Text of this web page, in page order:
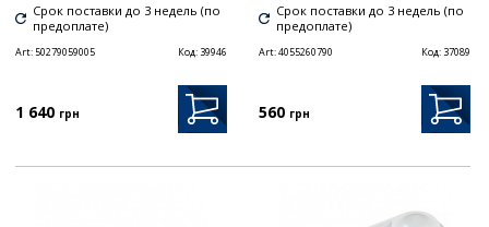
Срок поставки до 3 недель (по
предоплате)
Art:50279059005 Код: 39946
1 640 грн
Срок поставки до 3 недель (по
предоплате)
Art:4055260790 Код: 37089
560 грн